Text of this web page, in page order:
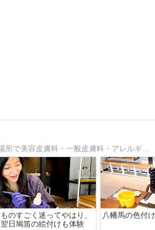
六本木駅から徒歩1分の場所で美容皮膚科・一般皮膚科・アレルギー科・保険診療してます。ニキビ痕の治療に力を入れてます。
ものすごく迷ってやはり、
翌日鳩笛の絵付けも体験
八幡馬の色付け